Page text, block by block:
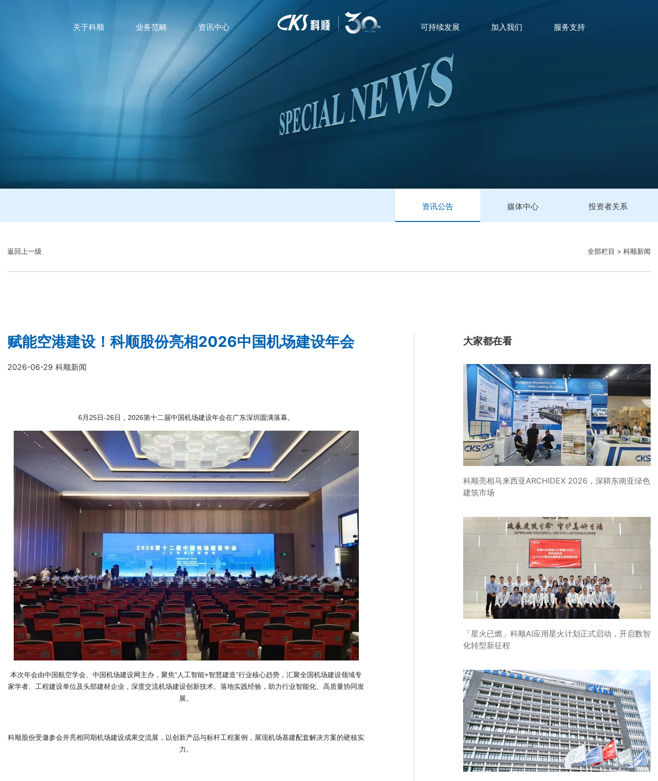
关于科顺 业务范畴 资讯中心 可持续发展 加入我们 服务支持
资讯公告 媒体中心 投资者关系
返回上一级 全部栏目 > 科顺新闻
赋能空港建设！科顺股份亮相2026中国机场建设年会
2026-06-29 科顺新闻
6月25日-26日，2026第十二届中国机场建设年会在广东深圳圆满落幕。
本次年会由中国航空学会、 中国机场建设网主办，聚焦“人工智能+智慧建造”行业核心趋势，汇聚全国机场建设领域专
家学者、工程建设单位及头部建材企业，深度交流机场建设创新技术、落地实践经验，助力行业智能化、高质量协同发
展。
科顺股份受邀参会并亮相同期机场建设成果交流展，以创新产品与标杆工程案例，展现机场基建配套解决方案的硬核实
力。
大家都在看
科顺亮相马来西亚ARCHIDEX 2026，深耕东南亚绿色
建筑市场
「星火已燃」科顺AI应用星火计划正式启动，开启数智
化转型新征程